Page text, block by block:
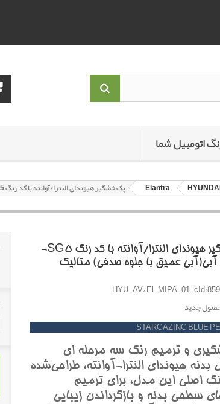
اتومبیل شما
Elantra پک خشگير هیوندای النترا/آوانته با کد رنگ SG5-رنگ‌هاي آبي(آبي عميق با جلوه صدفي) متاليک
پک خشگير هیوندای النترا/آوانته با کد رنگ SG5-
عميق با جلوه صدفي) متاليک
HYU-AV/El-MIPA-01-
جدید
STARGAZING BLUE
و ترميم رنگ سه مرحله اي
بدنه هيونداي النترا-آوانته، طراحي‌شده
اصلي اين مدل، براي ترميم
سطحي بدنه و بازگرداندن زيبايي